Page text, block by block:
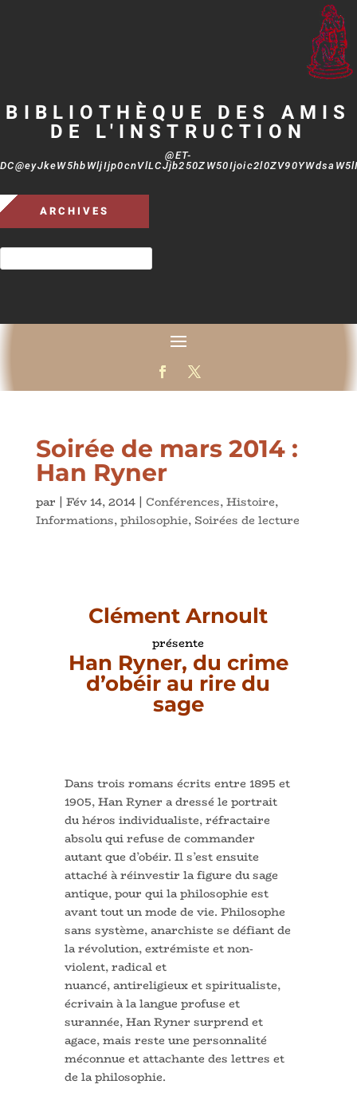
BIBLIOTHÈQUE DES AMIS
DE L'INSTRUCTION
@ET-
ARCHIVES
Soirée de mars 2014 :
Han Ryner
par | Fév 14, 2014| Conférences,Histoire,
Informations,philosophie, Soirées de lecture
Clément Arnoult
présente
Han Ryner, du crime
d’obéir au rire du
sage
Dans trois romans écrits entre 1895 et
1905, Han Ryner a dressé le portrait
du héros individualiste, réfractaire
absolu qui refuse de commander
autant que d’obéir. Il s’est ensuite
attaché à réinvestir la figure du sage
antique, pour qui la philosophie est
avant tout un mode de vie. Philosophe
sans système, anarchiste se défiant de
la révolution, extrémiste et non-
violent, radical et
nuancé, antireligieux et spiritualiste,
écrivain à la langue profuse et
surannée, Han Ryner surprend et
agace, mais reste une personnalité
méconnue et attachante des lettres et
de la philosophie.